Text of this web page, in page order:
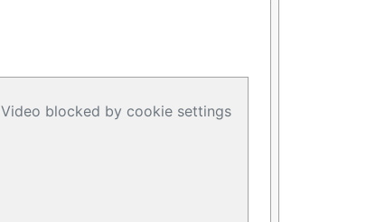
Video blocked by cookie settings